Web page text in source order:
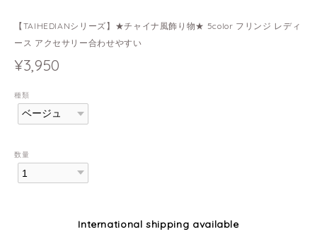
【TAIHEDIANシリーズ】★チャイナ風飾り物★ 5color フリンジ レディ
ース アクセサリー合わせやすい
¥3,950
種類
数量
International shipping available